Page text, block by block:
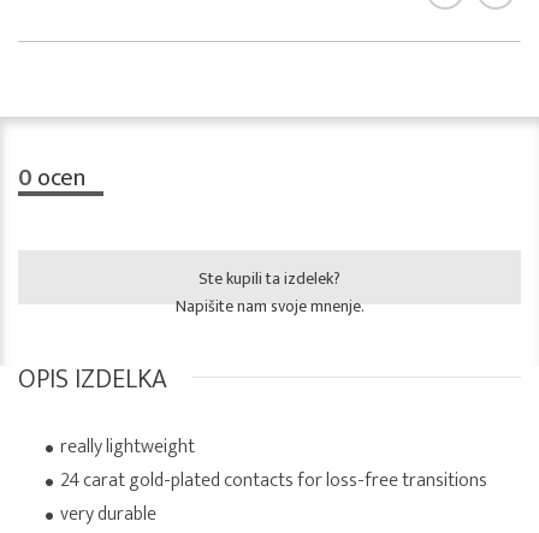
0ocen
Ste kupili ta izdelek?
Napišite nam svoje mnenje.
OPIS IZDELKA
really lightweight
24 carat gold-plated contacts for loss-free transitions
very durable